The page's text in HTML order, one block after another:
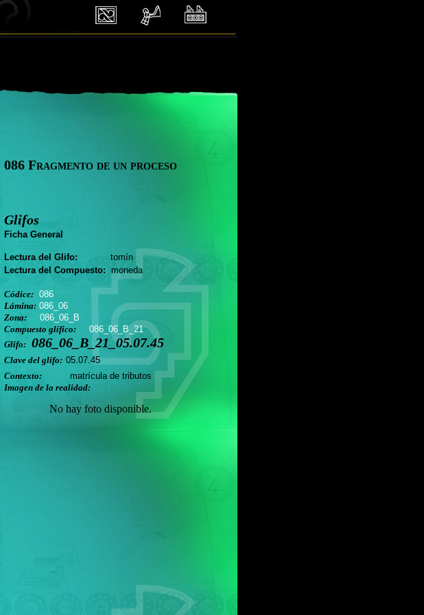
086 Fragmento de un proceso
Glifos
Ficha General
Lectura del Glifo: tomín
Lectura del Compuesto: moneda
Códice: 086
Lámina: 086_06
Zona:
086_06_B
Compuesto glífico:
086_06_B_21
Glifo: 086_06_B_21_05.07.45
Clave del glifo: 05.07.45
Contexto:
matrícula de tributos
Imagen de la realidad:
No hay foto disponible.